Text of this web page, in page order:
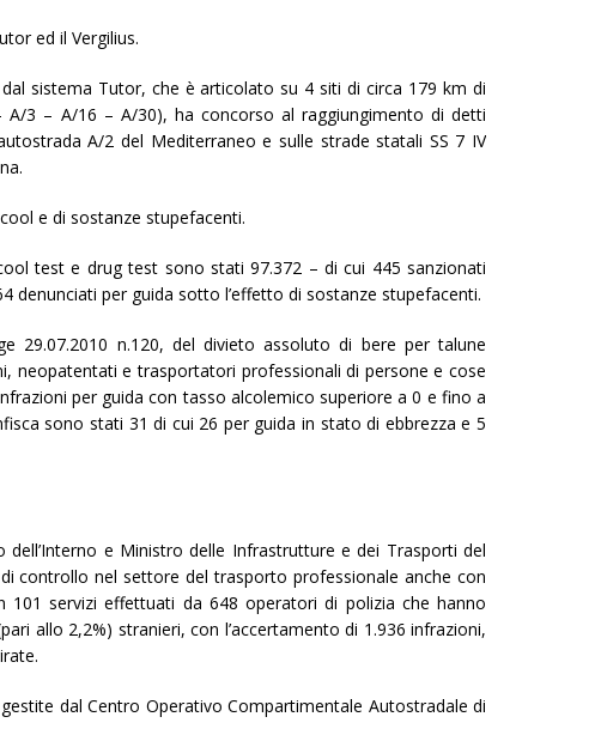
ed il Vergilius.
sistema Tutor, che è articolato su 4 siti di circa 179 km di
3 – A/16 – A/30), ha concorso al raggiungimento di detti
A/2 del Mediterraneo e sulle strade statali SS 7 IV
e di sostanze stupefacenti.
test e drug test sono stati 97.372 – di cui 445 sanzionati
denunciati per guida sotto l’effetto di sostanze stupefacenti.
29.07.2010 n.120, del divieto assoluto di bere per talune
neopatentati e trasportatori professionali di persone e cose
per guida con tasso alcolemico superiore a 0 e fino a
sono stati 31 di cui 26 per guida in stato di ebbrezza e 5
e Ministro delle Infrastrutture e dei Trasporti del
controllo nel settore del trasporto professionale anche con
101 servizi effettuati da 648 operatori di polizia che hanno
allo 2,2%) stranieri, con l’accertamento di 1.936 infrazioni,
dal Centro Operativo Compartimentale Autostradale di